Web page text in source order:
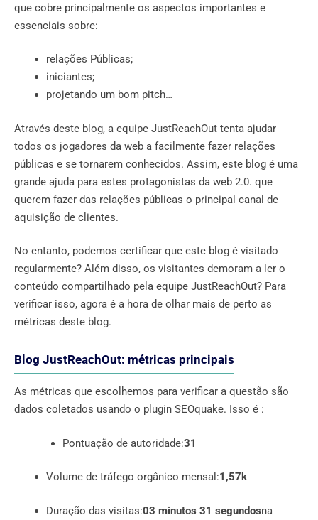
que cobre principalmente os aspectos importantes e
essenciais sobre:
relações Públicas;
iniciantes;
projetando um bom pitch…
Através deste blog, a equipe JustReachOut tenta ajudar
todos os jogadores da web a facilmente fazer relações
públicas e se tornarem conhecidos. Assim, este blog é uma
grande ajuda para estes protagonistas da web 2.0. que
querem fazer das relações públicas o principal canal de
aquisição de clientes.
No entanto, podemos certificar que este blog é visitado
regularmente? Além disso, os visitantes demoram a ler o
conteúdo compartilhado pela equipe JustReachOut? Para
verificar isso, agora é a hora de olhar mais de perto as
métricas deste blog.
Blog JustReachOut: métricas principais
As métricas que escolhemos para verificar a questão são
dados coletados usando o plugin SEOquake. Isso é :
Pontuação de autoridade:31
Volume de tráfego orgânico mensal:1,57k
Duração das visitas:03 minutos 31 segundosna